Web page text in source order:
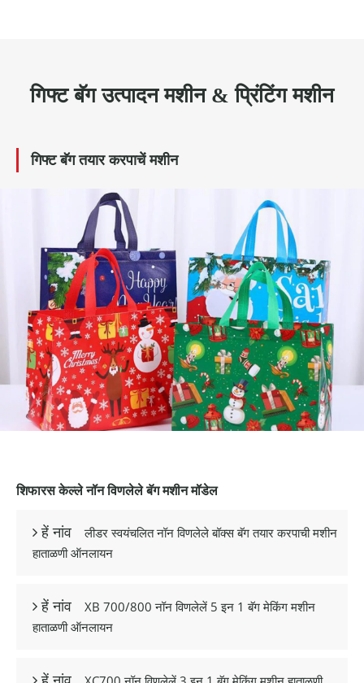
गिफ्ट बॅग उत्पादन मशीन & प्रिंटिंग मशीन
गिफ्ट बॅग तयार करपाचें मशीन
शिफारस केल्ले नॉन विणलेले बॅग मशीन मॉडेल
 हें नांव
लीडर स्वयंचलित नॉन विणलेले बॉक्स बॅग तयार करपाची मशीन
हाताळणी ऑनलायन
 हें नांव
XB 700/800 नॉन विणलेलें 5 इन 1 बॅग मेकिंग मशीन
हाताळणी ऑनलायन